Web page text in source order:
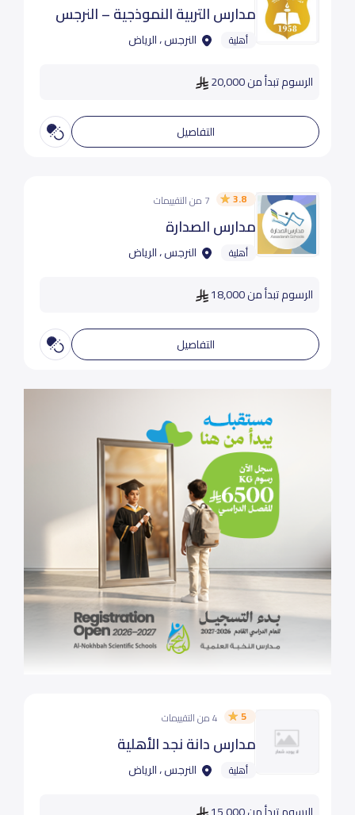
مدارس التربية النموذجية – النرجس
أهلية النرجس ، الرياض
الرسوم تبدأ من 20,000
التفاصيل
3.8 7 من التقييمات
مدارس الصدارة
أهلية النرجس ، الرياض
الرسوم تبدأ من 18,000
التفاصيل
5 4 من التقييمات
مدارس دانة نجد الأهلية
أهلية النرجس ، الرياض